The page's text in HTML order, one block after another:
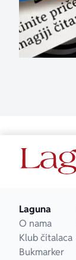
Laguna
O nama
Klub čitalaca
Bukmarker